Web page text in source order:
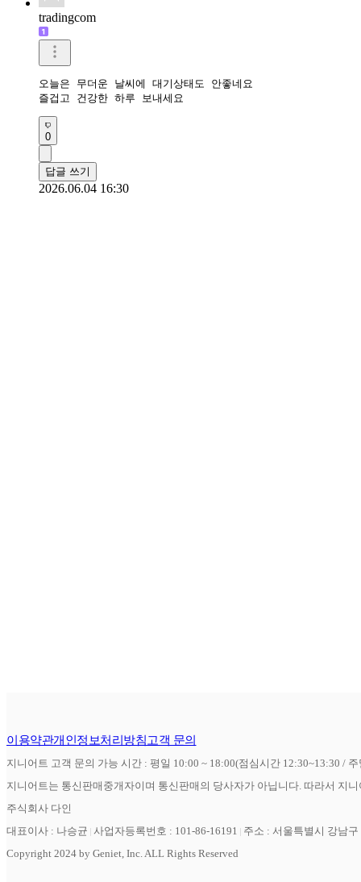
tradingcom
오늘은 무더운 날씨에 대기상태도 안좋네요
즐겁고 건강한 하루 보내세요
0
답글 쓰기
2026.06.04 16:30
이용약관개인정보처리방침고객 문의
지니어트 고객 문의 가능 시간 : 평일 10:00 ~ 18:00(점심시간 12:30~13:30 /
지니어트는 통신판매중개자이며 통신판매의 당사자가 아닙니다. 따라서 지
주식회사 다인
대표이사 : 나승균 사업자등록번호 : 101-86-16191
주소 : 서울특별시 강남
Copyright 2024 by Geniet, Inc. ALL Rights Reserved